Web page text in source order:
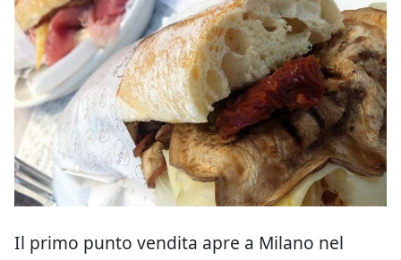
Il primo punto vendita apre a Milano nel